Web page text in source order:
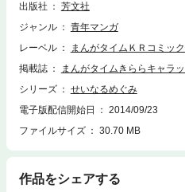
出版社
芳文社
ジャンル
青年マンガ
レーベル
まんがタイムＫＲコミッ
掲載誌
まんがタイムきららキャラッ
シリーズ
せいなるめぐみ
電子版配信開始日
2014/09/23
ファイルサイズ
30.70 MB
作品をシェアする